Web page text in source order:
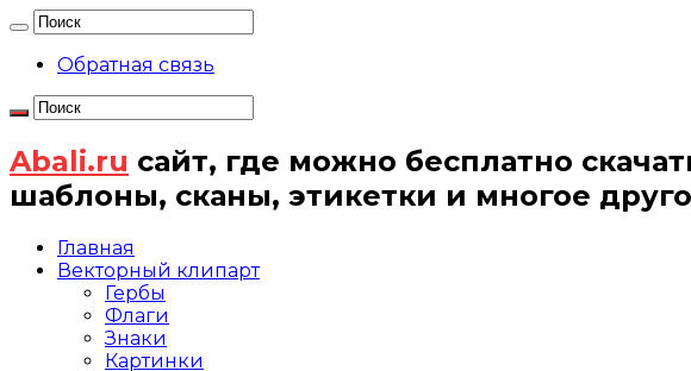
Обратная связь
Abali.ru сайт, где можно бесплатно
шаблоны, сканы, этикетки и многое
Главная
Векторный клипарт
Гербы
Флаги
Знаки
Картинки